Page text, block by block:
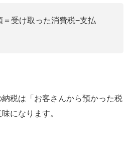
＝受け取った消費税−支払
税は「お客さんから預かった税
になります。